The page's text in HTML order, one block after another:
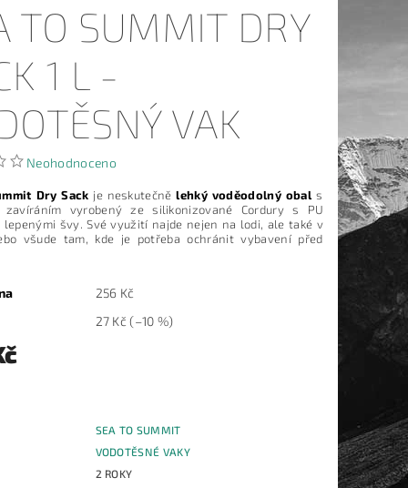
TO SUMMIT DRY
1 L -
VAK
Neohodnoceno
Dry Sack je neskutečnělehký voděodolný obal s
zavíráním vyrobený ze silikonizované Cordury s PU
lepenými švy. Své využití najde nejen na lodi, ale také v
všude tam, kde je potřeba ochránit vybavení před
256 Kč
27 Kč(–10 %)
SEA TO SUMMIT
VODOTĚSNÉ VAKY
2 ROKY